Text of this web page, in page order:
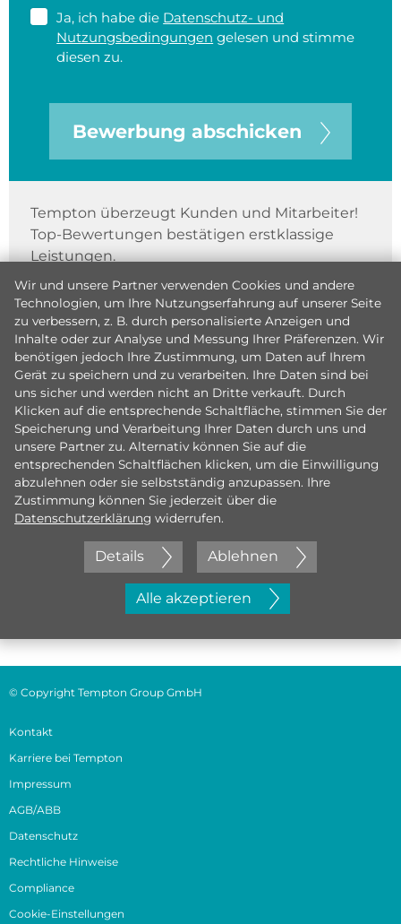
Ja, ich habe die Datenschutz- und
Nutzungsbedingungen gelesen und stimme
diesen zu.
Bewerbung abschicken
Tempton überzeugt Kunden und Mitarbeiter!
Top-Bewertungen bestätigen erstklassige
Leistungen.
Jetzt initiativ bewerben
Wir und unsere Partner verwenden Cookies und andere
Technologien, um Ihre Nutzungserfahrung auf unserer Seite
zu verbessern, z. B. durch personalisierte Anzeigen und
Inhalte oder zur Analyse und Messung Ihrer Präferenzen. Wir
benötigen jedoch Ihre Zustimmung, um Daten auf Ihrem
Gerät zu speichern und zu verarbeiten. Ihre Daten sind bei
uns sicher und werden nicht an Dritte verkauft. Durch
Klicken auf die entsprechende Schaltfläche, stimmen Sie der
Speicherung und Verarbeitung Ihrer Daten durch uns und
unsere Partner zu. Alternativ können Sie auf die
entsprechenden Schaltflächen klicken, um die Einwilligung
abzulehnen oder sie selbstständig anzupassen. Ihre
Zustimmung können Sie jederzeit über die
Datenschutzerklärung widerrufen.
Details Ablehnen
Alle akzeptieren
© Copyright Tempton Group GmbH
Kontakt
Karriere bei Tempton
Impressum
AGB/ABB
Datenschutz
Rechtliche Hinweise
Compliance
Cookie-Einstellungen